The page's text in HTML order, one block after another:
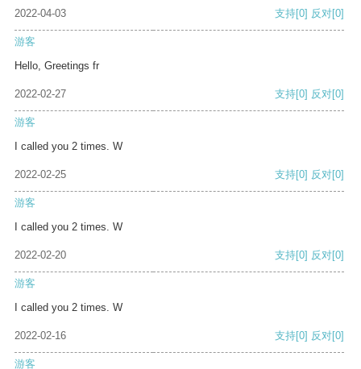
2022-04-03 支持[0] 反对[0]
游客
Hello, Greetings fr
2022-02-27 支持[0] 反对[0]
游客
I called you 2 times. W
2022-02-25 支持[0] 反对[0]
游客
I called you 2 times. W
2022-02-20 支持[0] 反对[0]
游客
I called you 2 times. W
2022-02-16 支持[0] 反对[0]
游客